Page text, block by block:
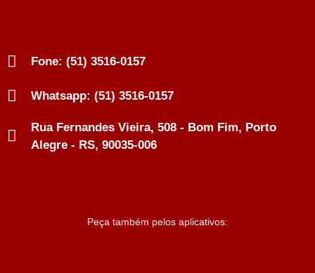
Fone: (51) 3516-0157
Whatsapp: (51) 3516-0157
Rua Fernandes Vieira, 508 - Bom Fim, Porto
Alegre - RS, 90035-006
Peça também pelos aplicativos: